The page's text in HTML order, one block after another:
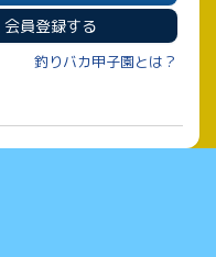
会員登録する
釣りバカ甲子園とは？